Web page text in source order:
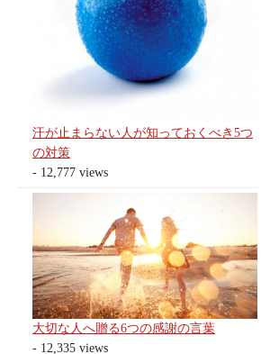
汗が止まらない人が知っておくべき5つ
の対策
- 12,777 views
大切な人へ贈る6つの感謝の言葉
- 12,335 views